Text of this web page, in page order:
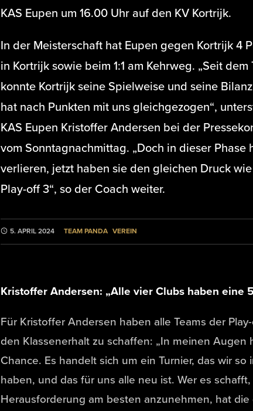
KAS Eupen um 16.00 Uhr auf den KV Kortrijk.
In der Meisterschaft hat Eupen gegen Kortrijk 4
in Kortrijk sowie beim 1:1 am Kehrweg. „Seit
konnte Kortrijk seine Spielweise und seine
hat nach Punkten mit uns gleichgezogen“,
KAS Eupen Kristoffer Andersen bei der
vom Sonntagnachmittag. „Doch in dieser Phase
verlieren, jetzt haben sie den gleichen Druck
Play-off 3“, so der Coach weiter.
5. APRIL 2024 TEAM PANDA VEREIN
Kristoffer Andersen: „Alle vier Clubs haben eine
Für Kristoffer Andersen haben alle Teams der
den Klassenerhalt zu schaffen: „In meinen Augen
Chance. Es handelt sich um ein Turnier, das wir
haben, und das für uns alle neu ist. Wer es
Herausforderung am besten anzunehmen, hat